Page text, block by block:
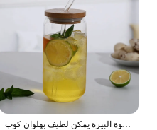
شرب أكواب مع الخيزران الأغطية و الزجاج القش 470/550 مللي أكواب الزجاج الشفاف مثلج أكواب القهوة البيرة يمكن لطيف بهلوان كوب